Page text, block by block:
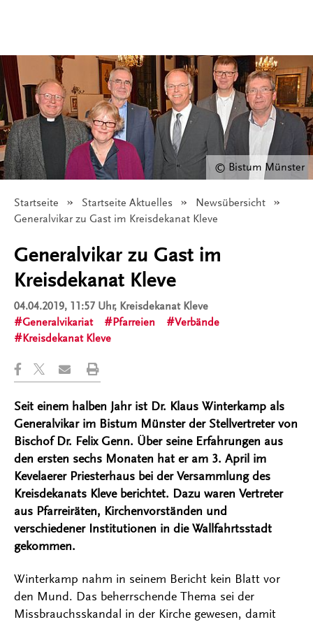
© Bistum Münster
Startseite Startseite Aktuelles
Newsübersicht
Angezeigt:
Generalvikar zu Gast im Kreisdekanat Kleve
Generalvikar zu Gast im
Kreisdekanat Kleve
04.04.2019, 11:57 Uhr, Kreisdekanat Kleve
Generalvikariat
Pfarreien
Verbände
Kreisdekanat Kleve
Seit einem halben Jahr ist Dr. Klaus Winterkamp als
Generalvikar im Bistum Münster der Stellvertreter von
Bischof Dr. Felix Genn. Über seine Erfahrungen aus
den ersten sechs Monaten hat er am 3. April im
Kevelaerer Priesterhaus bei der Versammlung des
Kreisdekanats Kleve berichtet. Dazu waren Vertreter
aus Pfarreiräten, Kirchenvorständen und
verschiedener Institutionen in die Wallfahrtsstadt
gekommen.
Winterkamp nahm in seinem Bericht kein Blatt vor
den Mund. Das beherrschende Thema sei der
Missbrauchsskandal in der Kirche gewesen, damit